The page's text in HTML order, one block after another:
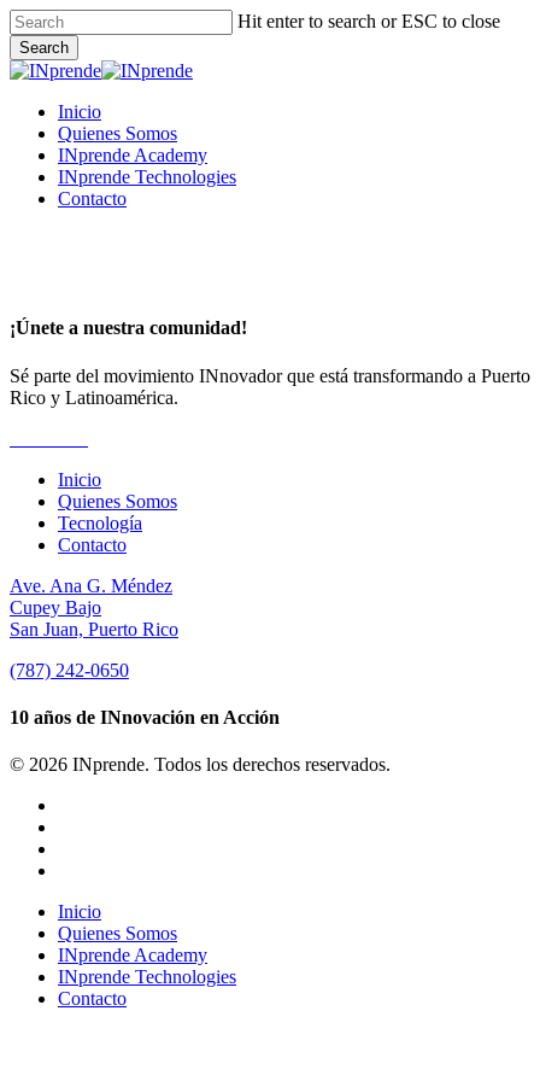
Skip
to
main
content
Hit enter to search or ESC to close
Search
Close
Menu
Inicio
Quienes Somos
INprende Academy
INprende Technologies
Contacto
¡Únete a nuestra comunidad!
Sé parte del movimiento INnovador que está transformando a Puerto
Rico y Latinoamérica.
Inicio
Quienes Somos
Tecnología
Contacto
Ave. Ana G. Méndez
Cupey Bajo
San Juan, Puerto Rico
(787) 242-0650
10 años de INnovación en Acción
© 2026 INprende. Todos los derechos reservados.
Close
Menu
Inicio
Quienes Somos
INprende Academy
INprende Technologies
Contacto